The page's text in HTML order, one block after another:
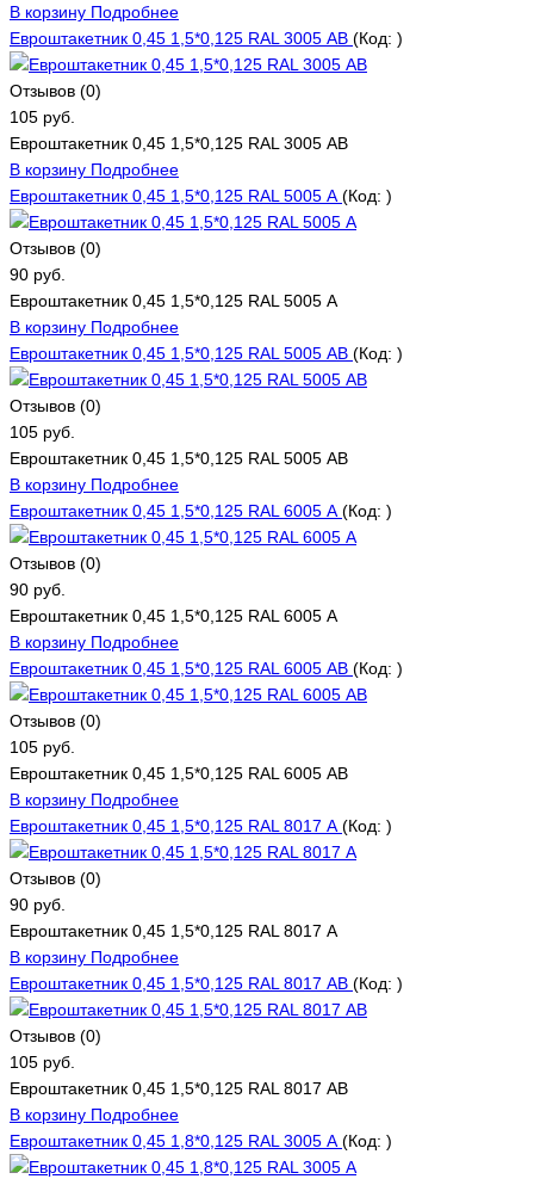
В корзину Подробнее
Евроштакетник 0,45 1,5*0,125 RAL 3005 АВ (Код: )
Отзывов (0)
105 руб.
Евроштакетник 0,45 1,5*0,125 RAL 3005 АВ
В корзину Подробнее
Евроштакетник 0,45 1,5*0,125 RAL 5005 А (Код: )
Отзывов (0)
90 руб.
Евроштакетник 0,45 1,5*0,125 RAL 5005 А
В корзину Подробнее
Евроштакетник 0,45 1,5*0,125 RAL 5005 АВ (Код: )
Отзывов (0)
105 руб.
Евроштакетник 0,45 1,5*0,125 RAL 5005 АВ
В корзину Подробнее
Евроштакетник 0,45 1,5*0,125 RAL 6005 А (Код: )
Отзывов (0)
90 руб.
Евроштакетник 0,45 1,5*0,125 RAL 6005 А
В корзину Подробнее
Евроштакетник 0,45 1,5*0,125 RAL 6005 АВ (Код: )
Отзывов (0)
105 руб.
Евроштакетник 0,45 1,5*0,125 RAL 6005 АВ
В корзину Подробнее
Евроштакетник 0,45 1,5*0,125 RAL 8017 А (Код: )
Отзывов (0)
90 руб.
Евроштакетник 0,45 1,5*0,125 RAL 8017 А
В корзину Подробнее
Евроштакетник 0,45 1,5*0,125 RAL 8017 АВ (Код: )
Отзывов (0)
105 руб.
Евроштакетник 0,45 1,5*0,125 RAL 8017 АВ
В корзину Подробнее
Евроштакетник 0,45 1,8*0,125 RAL 3005 А (Код: )